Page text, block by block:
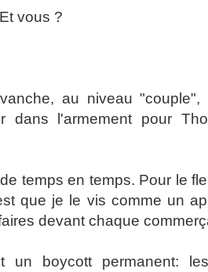
vous ?
au niveau "couple",
dans l'armement pour
temps en temps. Pour le
que je le vis comme un
devant chaque
boycott permanent: